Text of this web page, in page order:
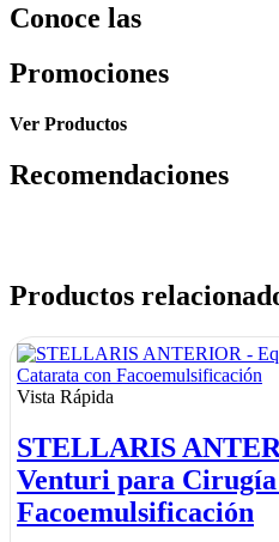
Conoce las
Promociones
Ver Productos
Recomendaciones
Productos
Vista Rápida
STELLARIS
Venturi para
Facoemulsificación